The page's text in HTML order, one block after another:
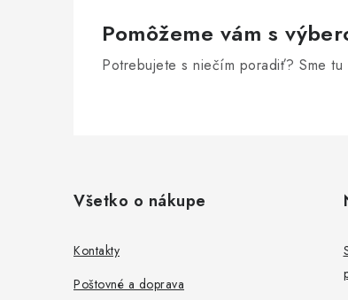
Pomôžeme vám s
Potrebujete s niečím poradiť? Sme tu
Všetko o nákupe
Kontakty
Poštovné a doprava